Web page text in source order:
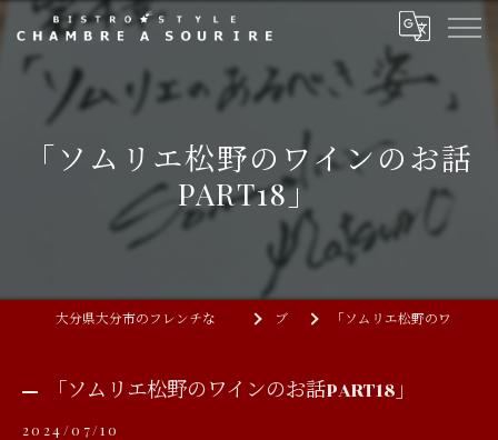
「ソムリエ松野のワインのお話
PART18」
大分県大分市のフレンチならCHAMBRE A SOURIRE ブログ 「ソムリエ松野のワインのお話PART18」
「ソムリエ松野のワインのお話PART18」
2024/07/10